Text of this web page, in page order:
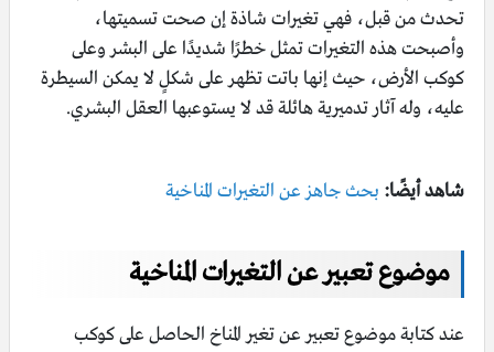
تحدث من قبل، فهي تغيرات شاذة إن صحت تسميتها،
وأصبحت هذه التغيرات تمثل خطرًا شديدًا على البشر وعلى
كوكب الأرض، حيث إنها باتت تظهر على شكلٍ لا يمكن السيطرة
عليه، وله آثار تدميرية هائلة قد لا يستوعبها العقل البشري.
شاهد أيضًا: بحث جاهز عن التغيرات المناخية
موضوع تعبير عن التغيرات المناخية
عند كتابة موضوع تعبير عن تغير المناخ الحاصل على كوكب